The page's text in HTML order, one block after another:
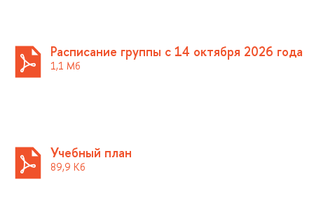
Расписание группы с 14 октября 2026 года
1,1 М
Учебный план
89,9 К